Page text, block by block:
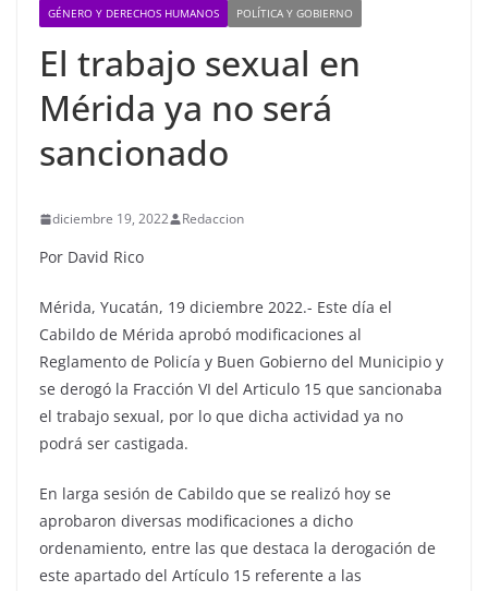
GÉNERO Y DERECHOS HUMANOS POLÍTICA Y GOBIERNO
El trabajo sexual en
Mérida ya no será
sancionado
diciembre 19, 2022 Redaccion
Por David Rico
Mérida, Yucatán, 19 diciembre 2022.- Este día el
Cabildo de Mérida aprobó modificaciones al
Reglamento de Policía y Buen Gobierno del Municipio y
se derogó la Fracción VI del Articulo 15 que sancionaba
el trabajo sexual, por lo que dicha actividad ya no
podrá ser castigada.
En larga sesión de Cabildo que se realizó hoy se
aprobaron diversas modificaciones a dicho
ordenamiento, entre las que destaca la derogación de
este apartado del Artículo 15 referente a las